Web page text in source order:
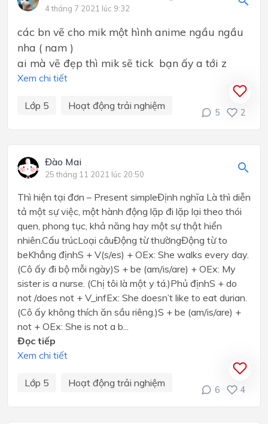
4 tháng 7 2021 lúc 9:32
các bn vẽ cho mik một hình anime ngầu ngầu
nha ( nam )
ai mà vẽ đẹp thì mik sẽ tick bạn ấy a tới z
Xem chi tiết
Lớp 5 Hoạt động trải nghiệm
5 2
Đào Mai
25 tháng 11 2021 lúc 20:50
Thì hiện tại đơn – Present simpleĐịnh nghĩa Là thì diễn
tả một sự việc, một hành động lặp đi lặp lại theo thói
quen, phong tục, khả năng hay một sự thật hiển
nhiên.Cấu trúcLoại câuĐộng từ thườngĐộng từ to
beKhẳng địnhS + V(s/es) + OEx: She walks every day.
(Cô ấy đi bộ mỗi ngày)S + be (am/is/are) + OEx: My
sister is a nurse. (Chị tôi là một y tá.)Phủ địnhS + do
not /does not + V_infEx: She doesn’t like to eat durian.
(Cô ấy không thích ăn sầu riêng.)S + be (am/is/are) +
not + OEx: She is not a b...
Đọc tiếp
Xem chi tiết
Lớp 5 Hoạt động trải nghiệm
6 4